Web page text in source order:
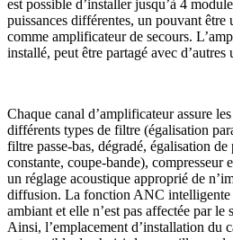
est possible d’installer jusqu’à 4
puissances différentes, un pouvant être
comme amplificateur de secours.
installé, peut être partagé avec
Chaque canal d’amplificateur assure
différents types de filtre (égalisation
filtre passe-bas, dégradé, égalisation
constante, coupe-bande), compresseur
un réglage acoustique approprié de
diffusion. La fonction ANC intelligente
ambiant et elle n’est pas affectée par
Ainsi, l’emplacement d’installation du